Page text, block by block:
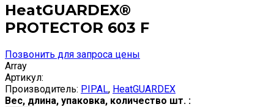
HeatGUARDEX®
PROTECTOR 603 F
Позвонить для запроса цены
Array
Артикул:
Производитель: PIPAL, HeatGUARDEX
Вес, длина, упаковка, количество шт. :